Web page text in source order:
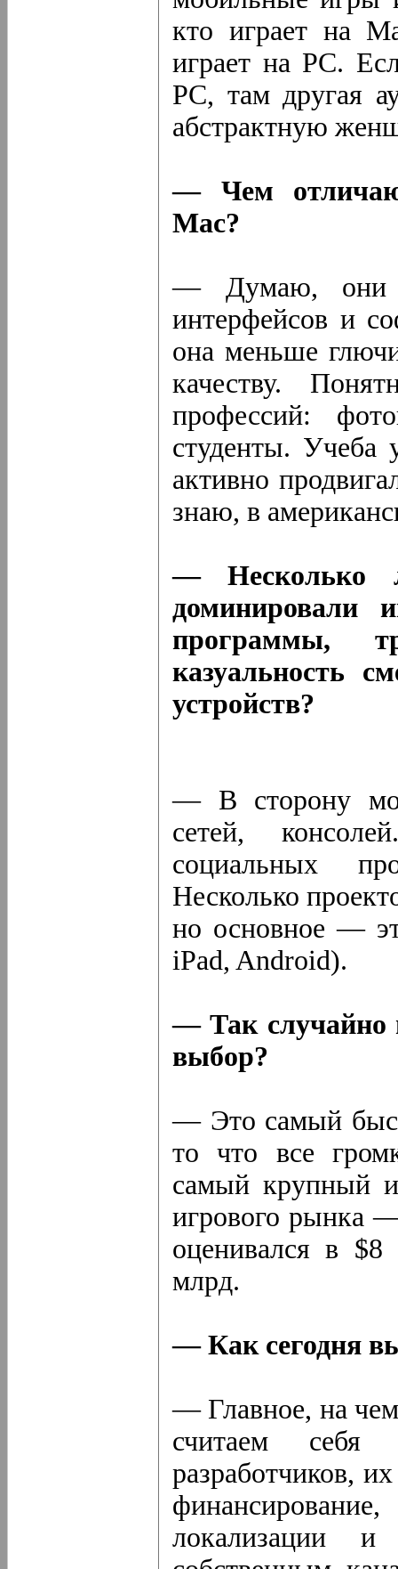
кто играет на
играет на PC.
PC, там другая
абстрактную
— Чем
Mac?
— Думаю, они
интерфейсов и
она меньше
качеству.
профессий:
студенты. Учеба
активно
знаю, в
— Несколько
доминировали
программы,
казуальность
устройств?
— В сторону
сетей,
социальных
Несколько
но основное —
iPad, Android).
— Так случайно
выбор?
— Это самый
то что все
самый крупный
игрового рынка
оценивался в
млрд.
— Как сегодня
— Главное, на
считаем
разработчиков,
локализации